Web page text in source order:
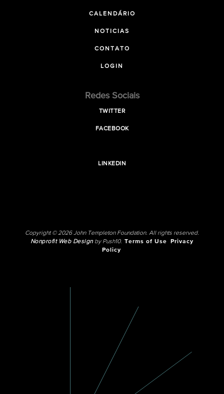
CALENDÁRIO
NOTICIAS
CONTATO
LOGIN
Redes Sociais
TWITTER
FACEBOOK
LINKEDIN
Copyright © 2026 John Templeton Foundation. All rights reserved.
Nonprofit Web Designby Push10. Terms of Use
Privacy
Policy